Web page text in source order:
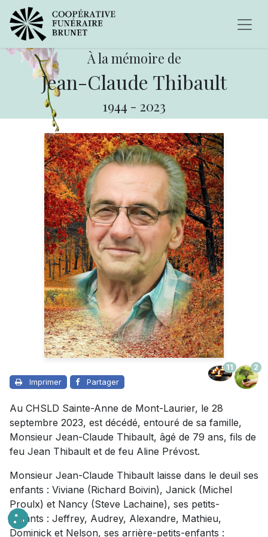
À la mémoire de
Jean-Claude Thibault
1944 - 2023
Imprimer Partager
11 2
Au CHSLD Sainte-Anne de Mont-Laurier, le 28
septembre 2023, est décédé, entouré de sa famille,
Monsieur Jean-Claude Thibault, âgé de 79 ans, fils de
feu Jean Thibault et de feu Aline Prévost.
Monsieur Jean-Claude Thibault laisse dans le deuil ses
enfants : Viviane (Richard Boivin), Janick (Michel
Proulx) et Nancy (Steve Lachaine), ses petits-
enfants : Jeffrey, Audrey, Alexandre, Mathieu,
Dominick et Nelson, ses arrière-petits-enfants :